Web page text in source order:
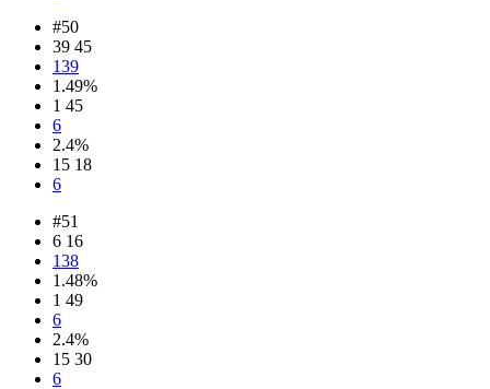
#50
39 45
139
1.49%
1 45
6
2.4%
15 18
6
#51
6 16
138
1.48%
1 49
6
2.4%
15 30
6